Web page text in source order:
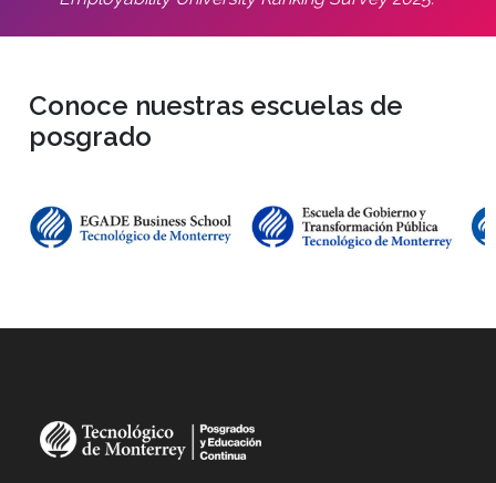
Conoce nuestras escuelas de
posgrado